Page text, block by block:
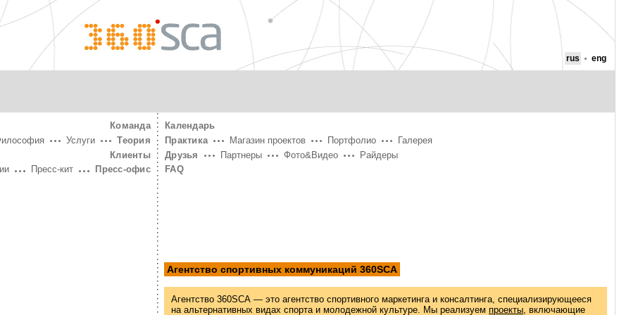
360° SCA
rus eng
Команда
Теория
Услуги
Клиенты
Пресс-офис
Пресс-кит
Календарь
Практика
Магазин проектов Портфолио
Галерея
Друзья
Партнеры Фото&Видео
Райдеры
FAQ
Агентство спортивных коммуникаций 360SCA
Агентство 360SCA — это агентство спортивного маркетинга и консалтинга, специализирующееся
на альтернативных видах спорта и молодежной культуре. Мы реализуем проекты , включающие